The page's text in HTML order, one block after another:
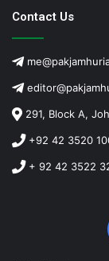
Contact Us
291, Block A,
+92 42 3520
+ 92 42 3522